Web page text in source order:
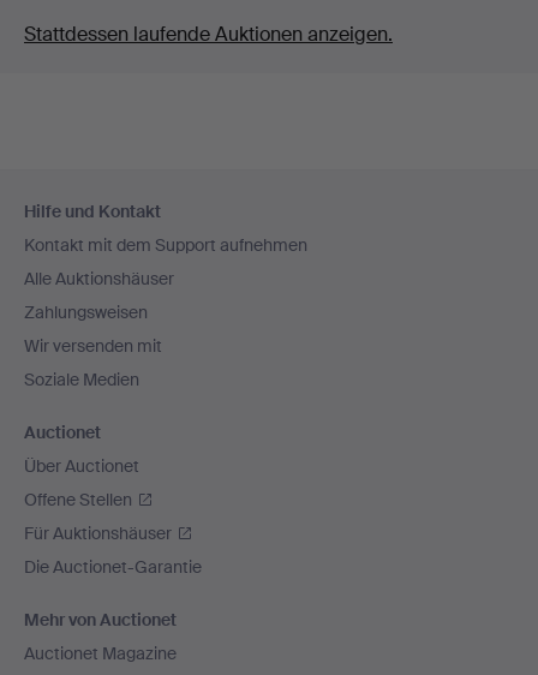
Stattdessen laufende Auktionen anzeigen.
Navigation
Hilfe und Kontakt
Kontakt mit dem Support aufnehmen
Alle Auktionshäuser
Zahlungsweisen
Wir versenden mit
Soziale Medien
Auctionet
Über Auctionet
Offene Stellen
Für Auktionshäuser
Die Auctionet-Garantie
Mehr von Auctionet
Auctionet Magazine